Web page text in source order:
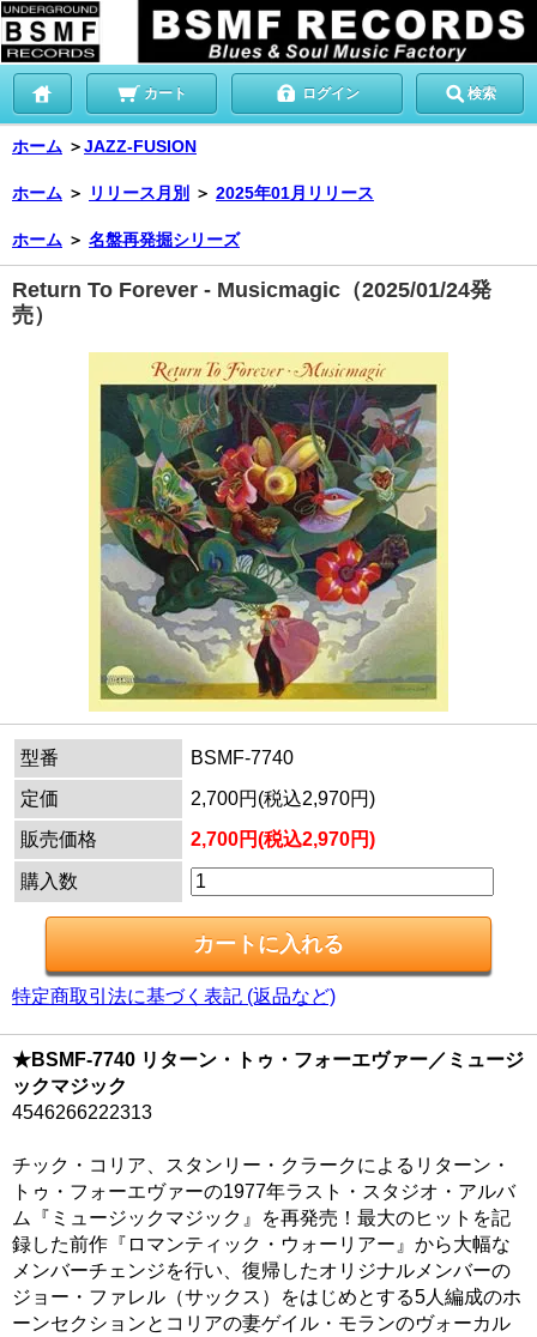
カート ログイン 検索
ホーム ＞JAZZ-FUSION
ホーム ＞ リリース月別 ＞ 2025年01月リリース
ホーム ＞ 名盤再発掘シリーズ
Return To Forever - Musicmagic（2025/01/24発
売）
型番
BSMF-7740
定価
2,700円(税込2,970円)
販売価格
2,700円(税込2,970円)
購入数
特定商取引法に基づく表記 (返品など)
★BSMF-7740 リターン・トゥ・フォーエヴァー／ミュージ
ックマジック
4546266222313
チック・コリア、スタンリー・クラークによるリターン・
トゥ・フォーエヴァーの1977年ラスト・スタジオ・アルバ
ム『ミュージックマジック』を再発売！最大のヒットを記
録した前作『ロマンティック・ウォーリアー』から大幅な
メンバーチェンジを行い、復帰したオリジナルメンバーの
ジョー・ファレル（サックス）をはじめとする5人編成のホ
ーンセクションとコリアの妻ゲイル・モランのヴォーカル